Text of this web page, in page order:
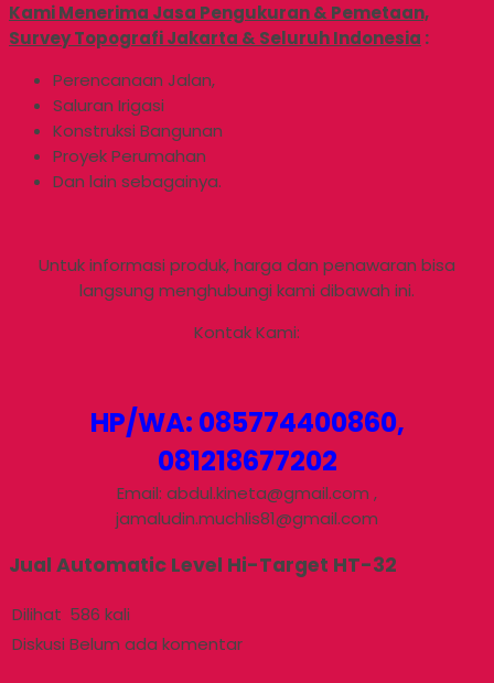
Kami Menerima Jasa Pengukuran & Pemetaan,
Survey Topografi Jakarta & Seluruh Indonesia :
Perencanaan Jalan,
Saluran Irigasi
Konstruksi Bangunan
Proyek Perumahan
Dan lain sebagainya.
Untuk informasi produk, harga dan penawaran bisa
langsung menghubungi kami dibawah ini.
Kontak Kami:
HP/WA: 085774400860,
081218677202
Email: abdul.kineta@gmail.com ,
jamaludin.muchlis81@gmail.com
Jual Automatic Level Hi-Target HT-32
Dilihat 586 kali
Diskusi Belum ada komentar